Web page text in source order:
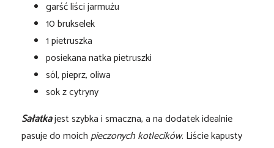
garść liści jarmużu
10 brukselek
1 pietruszka
posiekana natka pietruszki
sól, pieprz, oliwa
sok z cytryny
Sałatkajest szybka i smaczna, a na dodatek idealnie
pasuje do moichpieczonych kotlecików. Liście kapusty